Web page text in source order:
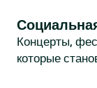
Концерты,
которые